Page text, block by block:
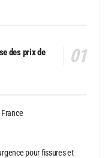
des prix de
pour fissures et